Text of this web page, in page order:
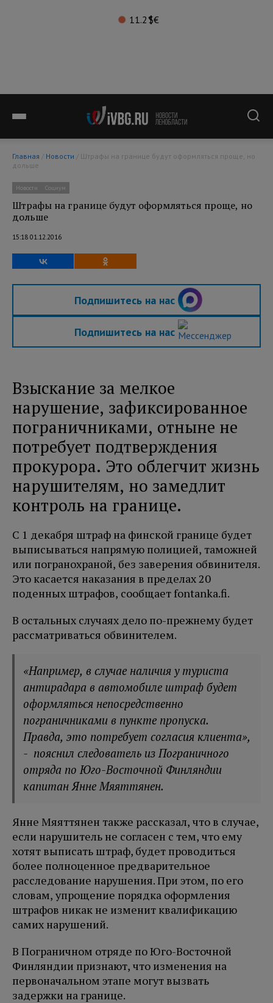
11.2°$€
Главная / Новости
дольше
Новости Социум
Штрафы на границе будут оформляться проще, но
дольше
15:18 01.12.2016
Подпишитесь на нас
Подпишитесь на нас
Взыскание за мелкое
нарушение, зафиксированное
пограничниками, отныне не
потребует подтверждения
прокурора. Это облегчит жизнь
нарушителям, но замедлит
контроль на границе.
С 1 декабря штраф на финской границе будет
выписываться напрямую полицией, таможней
или погранохраной, без заверения обвинителя.
Это касается наказания в пределах 20
поденных штрафов, сообщает fontanka.fi.
В остальных случаях дело по-прежнему будет
рассматриваться обвинителем.
«Например, в случае наличия у туриста
антирадара в автомобиле штраф будет
оформляться непосредственно
пограничниками в пункте пропуска.
Правда, это потребует согласия клиента»,
- пояснил следователь из Пограничного
отряда по Юго-Восточной Финляндии
капитан Янне Мяяттянен.
Янне Мяяттянен также рассказал, что в случае,
если нарушитель не согласен с тем, что ему
хотят выписать штраф, будет проводиться
более полноценное предварительное
расследование нарушения. При этом, по его
словам, упрощение порядка оформления
штрафов никак не изменит квалификацию
самих нарушений.
В Пограничном отряде по Юго-Восточной
Финляндии признают, что изменения на
первоначальном этапе могут вызвать
задержки на границе.